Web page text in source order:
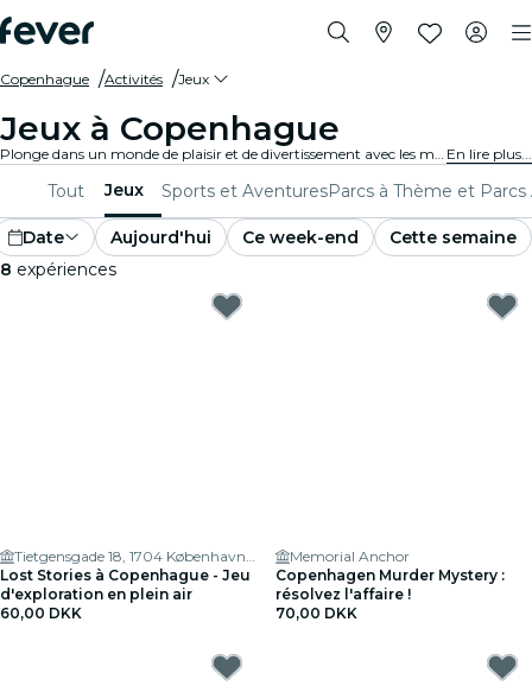
Copenhague Activités Jeux
Jeux à Copenhague
Plonge dans un monde de plaisir et de divertissement avec les meilleurs jeux de Copenhague. Des jeux de société aux expériences de réalité virtuelle, il y en a pour tous les goûts. En lire plus...
Tout Jeux Sports et AventuresParcs à Thème et
Date Aujourd'hui Ce week-end
Cette semaine
8 expériences
Tietgensgade 18, 1704 København, Denmark
Lost Stories à Copenhague - Jeu
d'exploration en plein air
60,00 DKK
Memorial Anchor
Copenhagen Murder Mystery :
résolvez l'affaire !
70,00 DKK